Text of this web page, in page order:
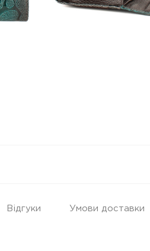
Відгуки Умови доставки